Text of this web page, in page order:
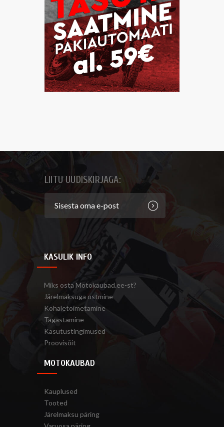
LIITU UUDISKIRJAGA:
KASULIK INFO
Miks osta Motokaubad.ee-st?
Järelmaksuga ostmine
Kohaletoimetamine
Tagastamine
Kasutustingimused
Proovisõit
MOTOKAUBAD
Kauplused
Tooted
Järelmaksu päring